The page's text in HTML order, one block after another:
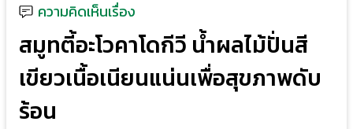
ความคิดเห็นเรื่อง
สมูทตี้อะโวคาโดกีวี น้ำผลไม้ปั่นสี
เขียวเนื้อเนียนแน่นเพื่อสุขภาพดับ
ร้อน